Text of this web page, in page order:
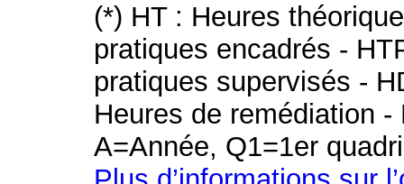
(*) HT : Heures
pratiques encadrés -
pratiques supervisés -
Heures de remédiation
A=Année, Q1=1er